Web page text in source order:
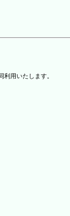
用いたします。